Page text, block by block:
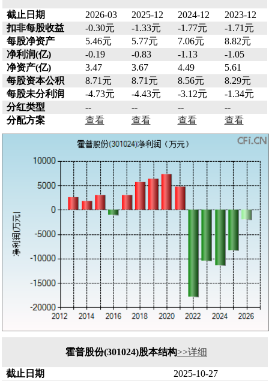
截止日期 2026-03 2025-12 2024-12
2023-12
扣非每股收益
-0.30元 -1.33元 -1.77元
-1.71元
每股净资产
5.46元 5.77元 7.06元
8.82元
净利润(亿)
-0.19 -0.83 -1.13
-1.05
净资产(亿)
3.47 3.67 4.49
5.61
每股资本公积
8.71元 8.71元 8.56元
8.29元
每股未分利润
-4.73元 -4.43元 -3.12元
-1.34元
分红类型
-- -- --
--
分配方案
查看 查看 查看 查看
霍普股份(301024)股本结构>>详细
截止日期
2025-10-27